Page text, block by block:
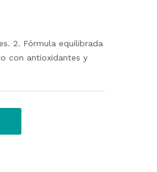
2. Fórmula equilibrada
con antioxidantes y